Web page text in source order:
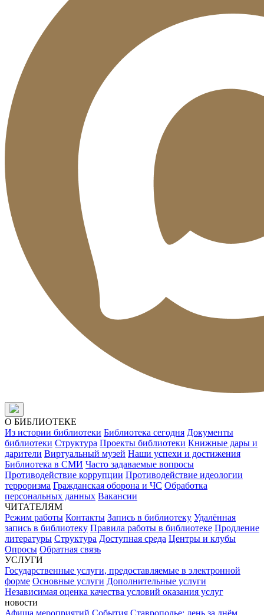
О БИБЛИОТЕКЕ
Из истории библиотеки Библиотека сегодня Документы
библиотеки Структура Проекты библиотеки Книжные дары и
дарители Виртуальный музей Наши успехи и достижения
Библиотека в СМИ Часто задаваемые вопросы
Противодействие коррупции Противодействие идеологии
терроризма Гражданская оборона и ЧС Обработка
персональных данных Вакансии
ЧИТАТЕЛЯМ
Режим работы Контакты Запись в библиотеку Удалённая
запись в библиотеку Правила работы в библиотеке Продление
литературы Структура Доступная среда Центры и клубы
Опросы Обратная связь
УСЛУГИ
Государственные услуги, предоставляемые в электронной
форме Основные услуги Дополнительные услуги
Независимая оценка качества условий оказания услуг
новости
Афиша мероприятий События Ставрополье: день за днём